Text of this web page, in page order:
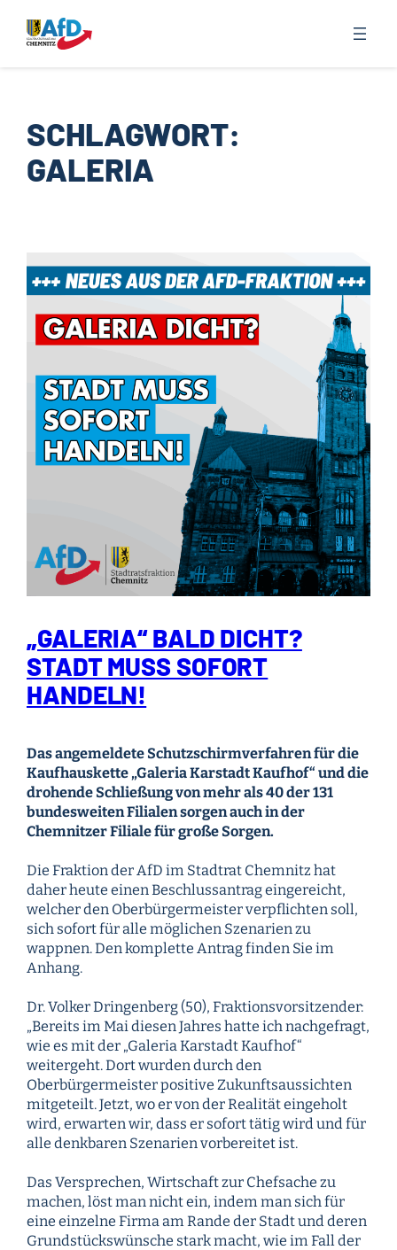
Inhalt
springen
SCHLAGWORT:
GALERIA
„GALERIA“ BALD DICHT?
STADT MUSS SOFORT
HANDELN!
Das angemeldete Schutzschirmverfahren für die
Kaufhauskette „Galeria Karstadt Kaufhof“ und die
drohende Schließung von mehr als 40 der 131
bundesweiten Filialen sorgen auch in der
Chemnitzer Filiale für große Sorgen.
Die Fraktion der AfD im Stadtrat Chemnitz hat
daher heute einen Beschlussantrag eingereicht,
welcher den Oberbürgermeister verpflichten soll,
sich sofort für alle möglichen Szenarien zu
wappnen. Den komplette Antrag finden Sie im
Anhang.
Dr. Volker Dringenberg (50), Fraktionsvorsitzender:
„Bereits im Mai diesen Jahres hatte ich nachgefragt,
wie es mit der „Galeria Karstadt Kaufhof“
weitergeht. Dort wurden durch den
Oberbürgermeister positive Zukunftsaussichten
mitgeteilt. Jetzt, wo er von der Realität eingeholt
wird, erwarten wir, dass er sofort tätig wird und für
alle denkbaren Szenarien vorbereitet ist.
Das Versprechen, Wirtschaft zur Chefsache zu
machen, löst man nicht ein, indem man sich für
eine einzelne Firma am Rande der Stadt und deren
Grundstückswünsche stark macht, wie im Fall der